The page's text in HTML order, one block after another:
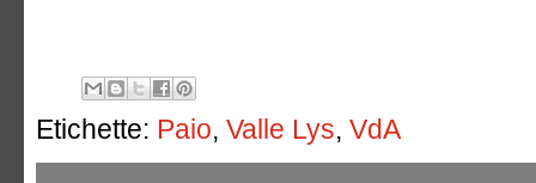
Etichette: Paio, Valle Lys, VdA